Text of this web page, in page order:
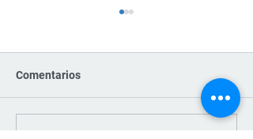
Comentarios